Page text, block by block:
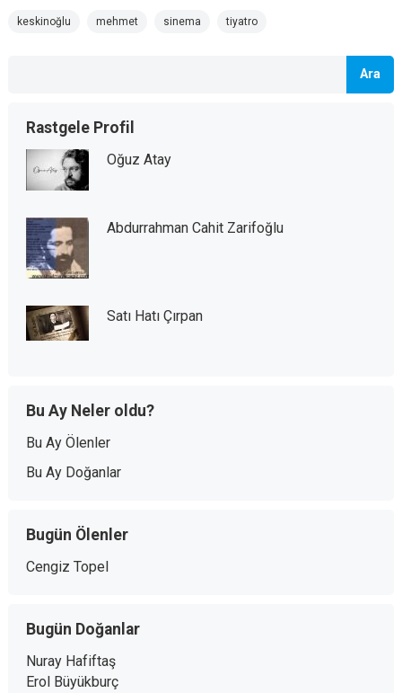
keskinoğlu mehmet sinema tiyatro
Ara
Rastgele Profil
Oğuz Atay
Abdurrahman Cahit Zarifoğlu
Satı Hatı Çırpan
Bu Ay Neler oldu?
Bu Ay Ölenler
Bu Ay Doğanlar
Bugün Ölenler
Cengiz Topel
Bugün Doğanlar
Nuray Hafiftaş
Erol Büyükburç